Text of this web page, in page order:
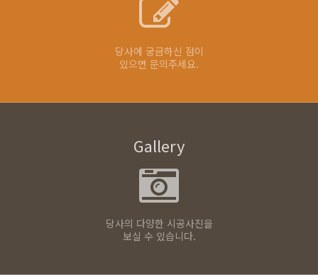
당사에 궁금하신 점이
있으면 문의주세요.
Gallery
당사의 다양한 시공사진을
보실 수 있습니다.